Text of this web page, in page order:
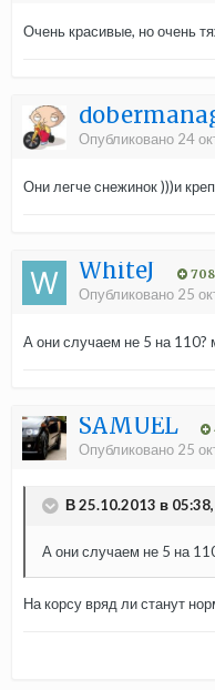
Очень красивые, но очень
Опубликовано 24
Они легче снежинок )))и
WhiteJ 708
Опубликовано 25
А они случаем не 5 на 110?
SAMUEL
Опубликовано 25
В 25.10.2013 в
А они случаем не 5 на
На корсу вряд ли станут